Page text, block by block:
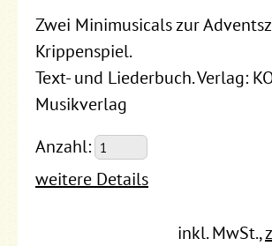
Zwei Minimusicals zur
Krippenspiel.
Text- und Liederbuch. Verlag:
Musikverlag
Anzahl:
weitere Details
inkl. MwSt.,